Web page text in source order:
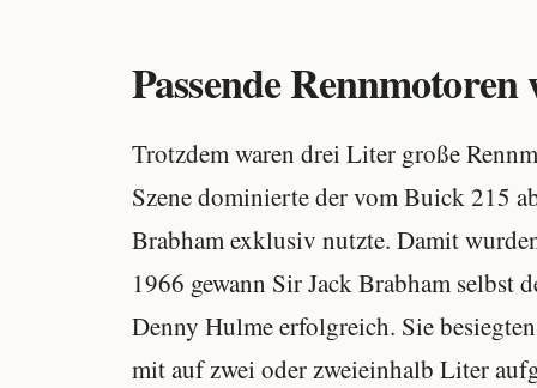
Passende Rennmotoren
Trotzdem waren drei Liter große
Szene dominierte der vom Buick 215
Brabham exklusiv nutzte. Damit
1966 gewann Sir Jack Brabham selbst
Denny Hulme erfolgreich. Sie
mit auf zwei oder zweieinhalb Liter